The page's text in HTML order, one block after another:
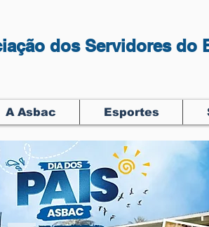
dos Servidores do
A Asbac Esportes